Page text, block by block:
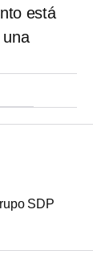
está
SDP